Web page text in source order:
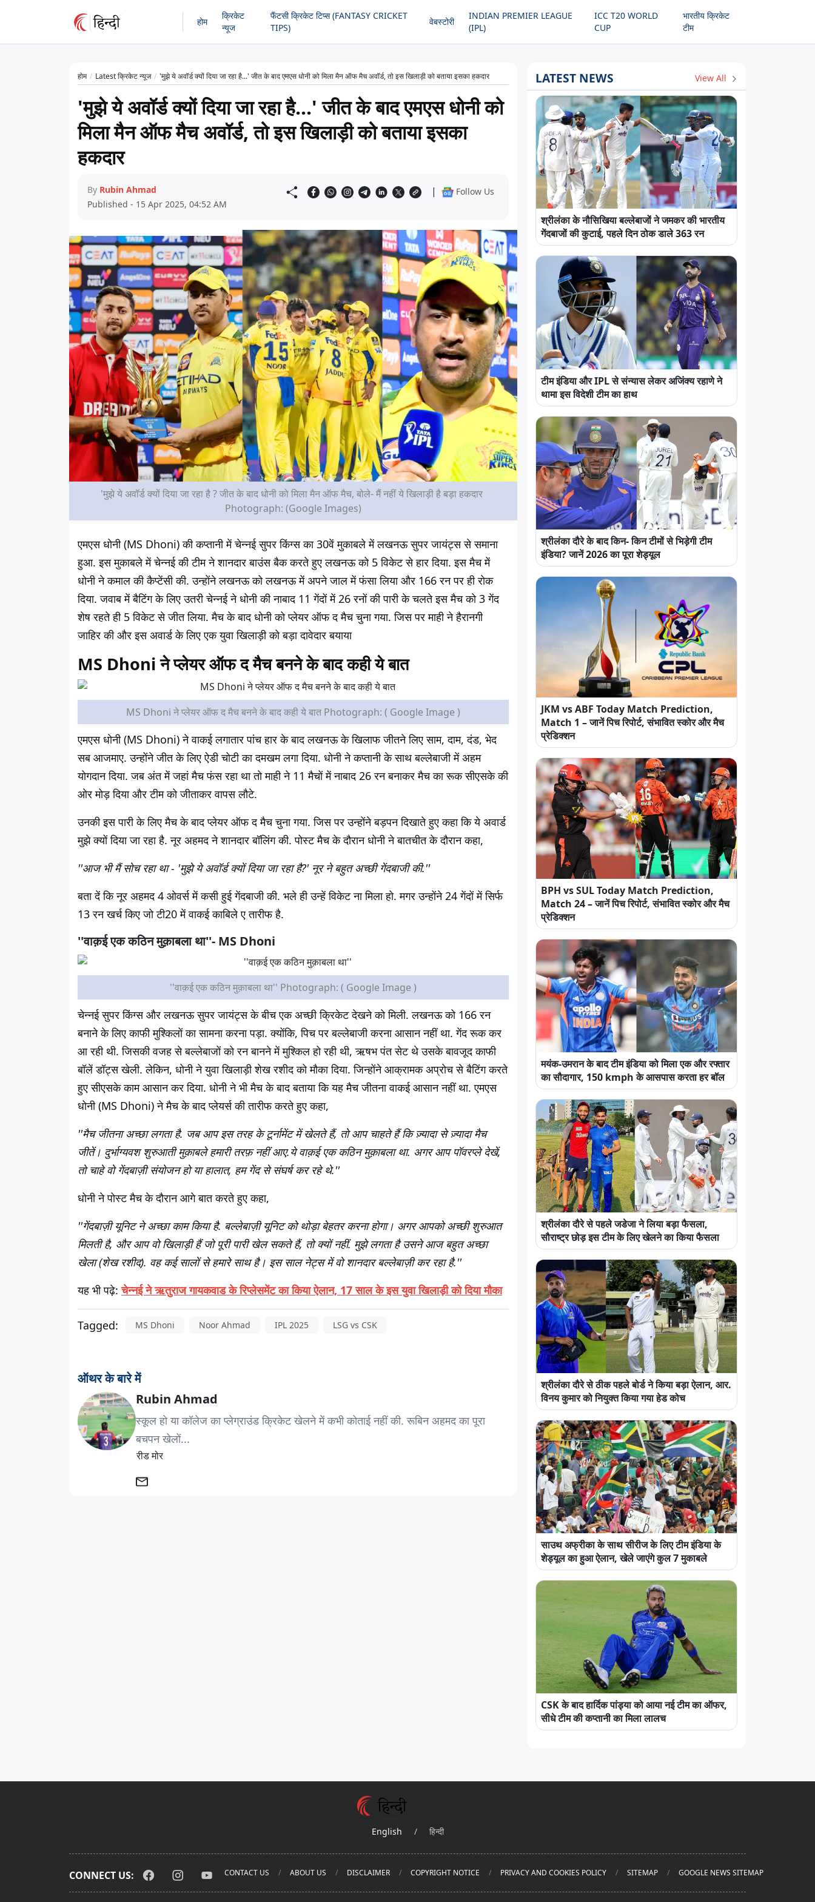
होम
क्रिकेट
न्यूज
फैंटसी क्रिकेट टिप्स (FANTASY CRICKET
TIPS)
वेबस्टोरी
INDIAN PREMIER LEAGUE
(IPL)
ICC T20 WORLD
CUP
भारतीय क्रिकेट
टीम
होम Latest क्रिकेट न्यूज 'मुझे ये अवॉर्ड क्यों दिया जा रहा है...' जीत के बाद एमएस धोनी को मिला मैन ऑफ मैच अवॉर्ड, तो इस खिलाड़ी को बताया इसका हकदार
'मुझे ये अवॉर्ड क्यों दिया जा रहा है...' जीत के बाद एमएस धोनी को
मिला मैन ऑफ मैच अवॉर्ड, तो इस खिलाड़ी को बताया इसका
हकदार
By Rubin Ahmad
Published - 15 Apr 2025, 04:52 AM
| Follow Us
'मुझे ये अवॉर्ड क्यों दिया जा रहा है ? जीत के बाद धोनी को मिला मैन ऑफ मैच, बोले- मैं नहीं ये खिलाड़ी है बड़ा हकदार
Photograph: (Google Images)
एमएस धोनी (MS Dhoni) की कप्तानी में चेन्नई सुपर किंग्स का 30वें मुकाबले में लखनऊ सुपर जायंट्स से समाना
हुआ. इस मुकाबले में चेन्नई की टीम ने शानदार बाउंस बैक करते हुए लखनऊ को 5 विकेट से हार दिया. इस मैच में
धोनी ने कमाल की कैप्टेंसी की. उन्होंने लखनऊ को लखनऊ में अपने जाल में फंसा लिया और 166 रन पर ही रोक
दिया. जवाब में बैटिंग के लिए उतरी चेन्नई ने धोनी की नाबाद 11 गेंदों में 26 रनों की पारी के चलते इस मैच को 3 गेंद
शेष रहते ही 5 विकेट से जीत लिया. मैच के बाद धोनी को प्लेयर ऑफ द मैच चुना गया. जिस पर माही ने हैरानगी
जाहिर की और इस अवार्ड के लिए एक युवा खिलाड़ी को बड़ा दावेदार बयाया
MS Dhoni ने प्लेयर ऑफ द मैच बनने के बाद कही ये बात
MS Dhoni ने प्लेयर ऑफ द मैच बनने के बाद कही ये बात Photograph: ( Google Image )
एमएस धोनी (MS Dhoni) ने वाकई लगातार पांच हार के बाद लखनऊ के खिलाफ जीतने लिए साम, दाम, दंड, भेद
सब आजमाए. उन्होंने जीत के लिए ऐडी चोटी का दमखम लगा दिया. धोनी ने कप्तानी के साथ बल्लेबाजी में अहम
योगदान दिया. जब अंत में जहां मैच फंस रहा था तो माही ने 11 मैचों में नाबाद 26 रन बनाकर मैच का रूक सीएसके की
ओर मोड़ दिया और टीम को जीताकर वापस लौटे.
उनकी इस पारी के लिए मैच के बाद प्लेयर ऑफ द मैच चुना गया. जिस पर उन्होंने बड़पन दिखाते हुए कहा कि ये अवार्ड
मुझे क्यों दिया जा रहा है. नूर अहमद ने शानदार बॉलिंग की. पोस्ट मैच के दौरान धोनी ने बातचीत के दौरान कहा,
''आज भी मैं सोच रहा था - 'मुझे ये अवॉर्ड क्यों दिया जा रहा है?' नूर ने बहुत अच्छी गेंदबाजी की.''
बता दें कि नूर अहमद 4 ओवर्स में कसी हुई गेंदबाजी की. भले ही उन्हें विकेट ना मिला हो. मगर उन्होंने 24 गेंदों में सिर्फ
13 रन खर्च किए जो टी20 में वाकई काबिले ए तारीफ है.
''वाक़ई एक कठिन मुक़ाबला था''- MS Dhoni
''वाक़ई एक कठिन मुक़ाबला था'' Photograph: ( Google Image )
चेन्नई सुपर किंग्स और लखनऊ सुपर जायंट्स के बीच एक अच्छी क्रिकेट देखने को मिली. लखनऊ को 166 रन
बनाने के लिए काफी मुश्किलों का सामना करना पड़ा. क्योंकि, पिच पर बल्लेबाजी करना आसान नहीं था. गेंद रूक कर
आ रही थी. जिसकी वजह से बल्लेबाजों को रन बानने में मुश्किल हो रही थी, ऋषभ पंत सेट थे उसके बावजूद काफी
बॉलें डॉट्स खेली. लेकिन, धोनी ने युवा खिलाड़ी शेख रशीद को मौका दिया. जिन्होंने आक्रामक अप्रोच से बैटिंग करते
हुए सीएसके काम आसान कर दिया. धोनी ने भी मैच के बाद बताया कि यह मैच जीतना वाकई आसान नहीं था. एमएस
धोनी (MS Dhoni) ने मैच के बाद प्लेयर्स की तारीफ करते हुए कहा,
''मैच जीतना अच्छा लगता है. जब आप इस तरह के टूर्नामेंट में खेलते हैं, तो आप चाहते हैं कि ज़्यादा से ज़्यादा मैच
जीतें। दुर्भाग्यवश शुरुआती मुक़ाबले हमारी तरफ़ नहीं आए.ये वाक़ई एक कठिन मुक़ाबला था. अगर आप पॉवरप्ले देखें,
तो चाहे वो गेंदबाज़ी संयोजन हो या हालात, हम गेंद से संघर्ष कर रहे थे.''
धोनी ने पोस्ट मैच के दौरान आगे बात करते हुए कहा,
''गेंदबाज़ी यूनिट ने अच्छा काम किया है. बल्लेबाज़ी यूनिट को थोड़ा बेहतर करना होगा। अगर आपको अच्छी शुरुआत
मिलती है, और आप वो खिलाड़ी हैं जो पूरी पारी खेल सकते हैं, तो क्यों नहीं. मुझे लगता है उसने आज बहुत अच्छा
खेला (शेख रशीद). वह कई सालों से हमारे साथ है। इस साल नेट्स में वो शानदार बल्लेबाज़ी कर रहा है.''
यह भी पढ़े:चेन्नई ने ऋतुराज गायकवाड के रिप्लेसमेंट का किया ऐलान, 17 साल के इस युवा खिलाड़ी को दिया मौका
Tagged: MS Dhoni Noor Ahmad IPL 2025 LSG vs CSK
ऑथर के बारे में
Rubin Ahmad
स्कूल हो या कॉलेज का प्लेग्राउंड क्रिकेट खेलने में कभी कोताई नहीं की. रूबिन अहमद का पूरा
बचपन खेलों...
रीड मोर
LATEST NEWS View All
श्रीलंका के नौसिखिया बल्लेबाजों ने जमकर की भारतीय
गेंदबाजों की कुटाई, पहले दिन ठोक डाले 363 रन
टीम इंडिया और IPL से संन्यास लेकर अजिंक्य रहाणे ने
थामा इस विदेशी टीम का हाथ
श्रीलंका दौरे के बाद किन- किन टीमों से भिड़ेगी टीम
इंडिया? जानें 2026 का पूरा शेड्यूल
JKM vs ABF Today Match Prediction,
Match 1 – जानें पिच रिपोर्ट, संभावित स्कोर और मैच
प्रेडिक्शन
BPH vs SUL Today Match Prediction,
Match 24 – जानें पिच रिपोर्ट, संभावित स्कोर और मैच
प्रेडिक्शन
मयंक-उमरान के बाद टीम इंडिया को मिला एक और रफ्तार
का सौदागार, 150 kmph के आसपास करता हर बॉल
श्रीलंका दौरे से पहले जडेजा ने लिया बड़ा फैसला,
सौराष्ट्र छोड़ इस टीम के लिए खेलने का किया फैसला
श्रीलंका दौरे से ठीक पहले बोर्ड ने किया बड़ा ऐलान, आर.
विनय कुमार को नियुक्त किया गया हेड कोच
साउथ अफ्रीका के साथ सीरीज के लिए टीम इंडिया के
शेड्यूल का हुआ ऐलान, खेले जाएंगे कुल 7 मुकाबले
CSK के बाद हार्दिक पांड्या को आया नई टीम का ऑफर,
सीधे टीम की कप्तानी का मिला लालच
English / हिन्दी
CONNECT US: CONTACT US ABOUT US DISCLAIMER COPYRIGHT NOTICE PRIVACY AND COOKIES POLICY SITEMAP GOOGLE NEWS SITEMAP